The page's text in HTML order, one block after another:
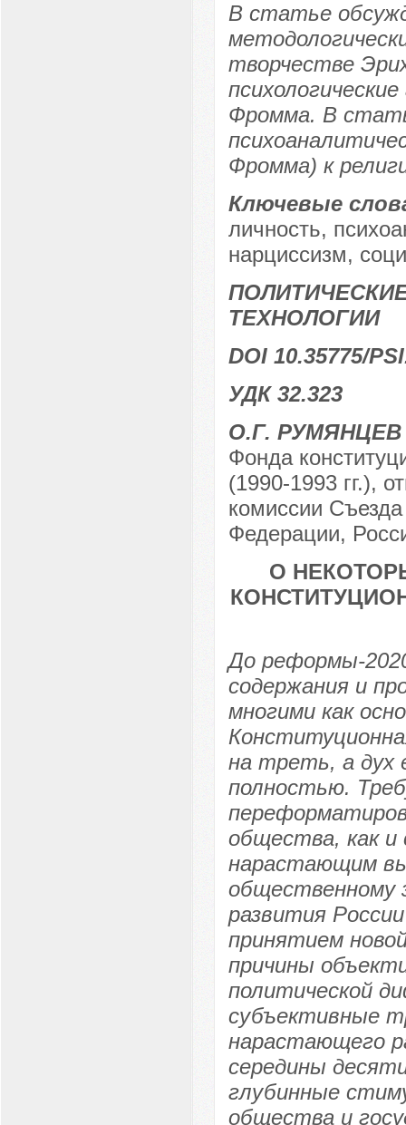
В статье
творчестве
Фромма. В
Фромма) к
Ключевые
личность,
нарциссизм,
ТЕХНОЛОГИИ
DOI 10.35775/
УДК 32.323
О.Г. РУМЯНЦЕВ
Фонда
(1990-1993 гг.),
комиссии
Федерации,
О
До реформы-
содержания и
многими как
на треть, а дух
полностью.
общества, как и
нарастающим
общественному
развития
принятием
причины
политической
субъективные
нарастающего
середины
глубинные
общества и